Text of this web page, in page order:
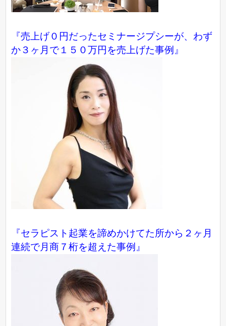
『売上げ０円だったセミナージプシーが、わず
か３ヶ月で１５０万円を売上げた事例』
『セラピスト起業を諦めかけてた所から２ヶ月
連続で月商７桁を超えた事例』